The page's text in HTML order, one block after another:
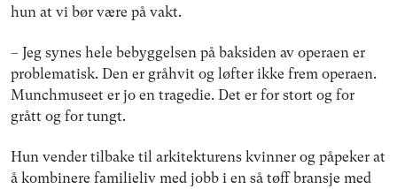
hun at vi bør være på vakt.
– Jeg synes hele bebyggelsen på baksiden av operaen er
problematisk. Den er gråhvit og løfter ikke frem operaen.
Munchmuseet er jo en tragedie. Det er for stort og for
grått og for tungt.
Hun vender tilbake til arkitekturens kvinner og påpeker at
å kombinere familieliv med jobb i en så tøff bransje med